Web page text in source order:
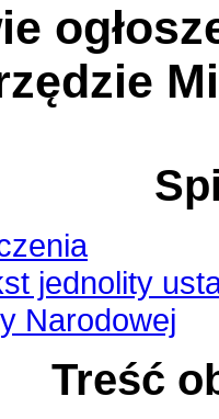
jednolity
Narodowej
Treść